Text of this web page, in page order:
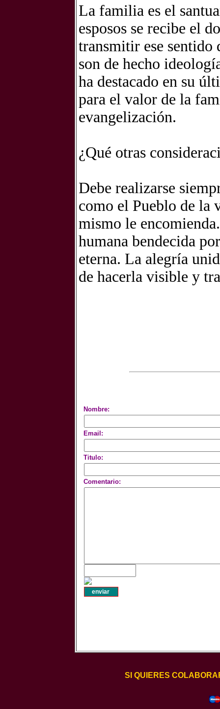
La familia es el
esposos se recibe el
transmitir ese
son de hecho
ha destacado en su
para el valor de la
evangelización.
¿Qué otras
Debe realizarse
como el Pueblo de la
mismo le
humana bendecida
eterna. La alegría
de hacerla visible y
Nombre:
Email:
Titulo:
Comentario:
SI QUIERES